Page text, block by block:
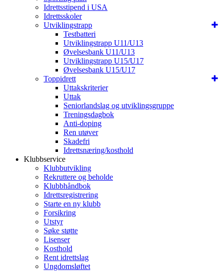
Idrettsstipend i USA
Idrettsskoler
Utviklingstrapp
Testbatteri
Utviklingstrapp U11/U13
Øvelsesbank U11/U13
Utviklingstrapp U15/U17
Øvelsesbank U15/U17
Toppidrett
Uttakskriterier
Uttak
Seniorlandslag og utviklingsgruppe
Treningsdagbok
Anti-doping
Ren utøver
Skadefri
Idrettsnæring/kosthold
Klubbservice
Klubbutvikling
Rekruttere og beholde
Klubbhåndbok
Idrettsregistrering
Starte en ny klubb
Forsikring
Utstyr
Søke støtte
Lisenser
Kosthold
Rent idrettslag
Ungdomsløftet